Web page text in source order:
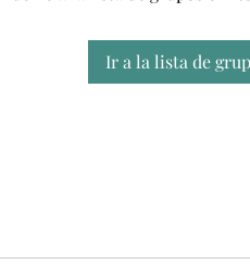
Ir a la lista de